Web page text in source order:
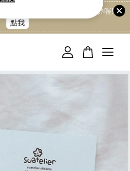
領取專屬折扣券喔!
點我
車目前還是空的。